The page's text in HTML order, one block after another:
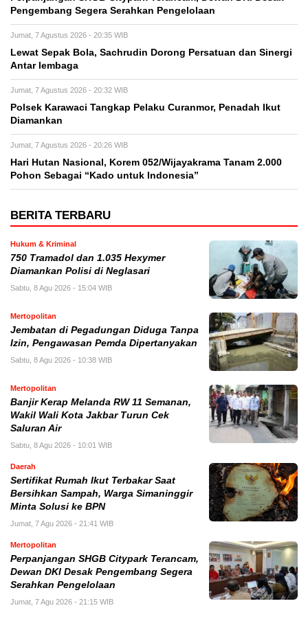
Pengembang Segera Serahkan Pengelolaan
Jumat, 7 Agustus 2026 - 20:35 WIB
Lewat Sepak Bola, Sachrudin Dorong Persatuan dan Sinergi
Antar lembaga
Jumat, 7 Agustus 2026 - 20:32 WIB
Polsek Karawaci Tangkap Pelaku Curanmor, Penadah Ikut
Diamankan
Jumat, 7 Agustus 2026 - 20:26 WIB
Hari Hutan Nasional, Korem 052/Wijayakrama Tanam 2.000
Pohon Sebagai “Kado untuk Indonesia”
BERITA TERBARU
Hukum & Kriminal
750 Tramadol dan 1.035 Hexymer
Diamankan Polisi di Neglasari
Sabtu, 8 Agu 2026 - 15:04 WIB
Mertopolitan
Jembatan di Pegadungan Diduga Tanpa
Izin, Pengawasan Pemda Dipertanyakan
Sabtu, 8 Agu 2026 - 10:38 WIB
Mertopolitan
Banjir Kerap Melanda RW 11 Semanan,
Wakil Wali Kota Jakbar Turun Cek
Saluran Air
Sabtu, 8 Agu 2026 - 10:01 WIB
Daerah
Sertifikat Rumah Ikut Terbakar Saat
Bersihkan Sampah, Warga Simaninggir
Minta Solusi ke BPN
Jumat, 7 Agu 2026 - 21:41 WIB
Mertopolitan
Perpanjangan SHGB Citypark Terancam,
Dewan DKI Desak Pengembang Segera
Serahkan Pengelolaan
Jumat, 7 Agu 2026 - 21:15 WIB